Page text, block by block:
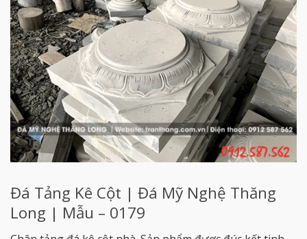
Đá Tảng Kê Cột | Đá Mỹ Nghệ Thăng
Long | Mẫu – 0179